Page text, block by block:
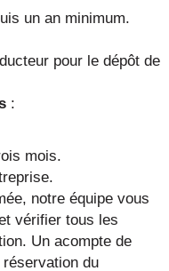
un an minimum.
pour le dépôt de
:
mois.
notre équipe vous
vérifier tous les
Un acompte de
du